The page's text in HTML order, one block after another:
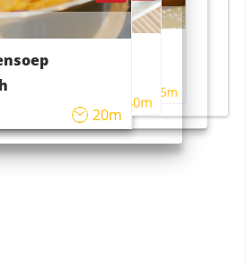
45m
20m
rijstsalade
40m
4 55m